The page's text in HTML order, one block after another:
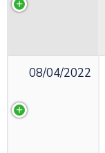
08/04/2022